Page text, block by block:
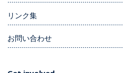
リンク集
お問い合わせ